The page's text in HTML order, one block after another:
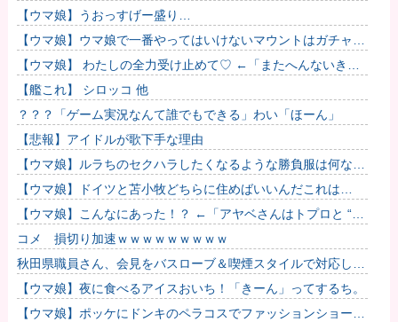
したのが怪しいよな。
【ウマ娘】うおっすげー盛り…
【ウマ娘】ウマ娘で一番やってはいけないマウントはガチャで
も育成でもグッズでもなく、これ。
【ウマ娘】 わたしの全力受け止めて♡ ←「またへんないきも
のがふえてる…」
【艦これ】 シロッコ 他
？？？「ゲーム実況なんて誰でもできる」わい「ほーん」
【悲報】アイドルが歌下手な理由
【ウマ娘】ルラちのセクハラしたくなるような勝負服は何なん
だろうね
【ウマ娘】ドイツと苫小牧どちらに住めばいいんだこれは…
【ウマ娘】こんなにあった！？ ←「アヤベさんはトプロと “1”
差だぞ」
コメ 損切り加速ｗｗｗｗｗｗｗｗｗ
秋田県職員さん、会見をバスローブ＆喫煙スタイルで対応して
しまい大炎上ｗ
【ウマ娘】夜に食べるアイスおいち！「きーん」ってするち。
【ウマ娘】ポッケにドンキのペラコスでファッションショーし